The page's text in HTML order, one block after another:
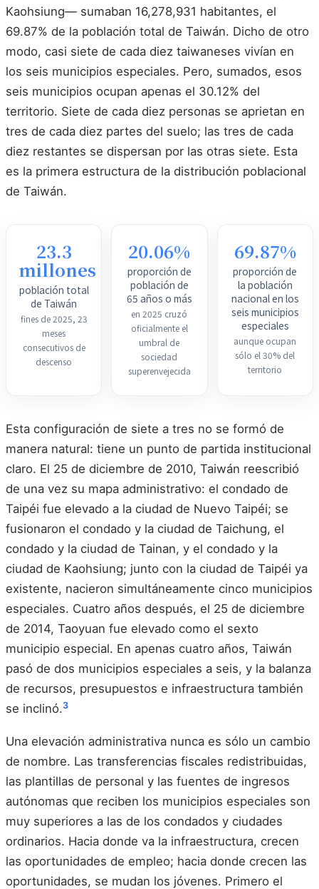
Kaohsiung— sumaban 16,278,931 habitantes, el
69.87% de la población total de Taiwán. Dicho de otro
modo, casi siete de cada diez taiwaneses vivían en
los seis municipios especiales. Pero, sumados, esos
seis municipios ocupan apenas el 30.12% del
territorio. Siete de cada diez personas se aprietan en
tres de cada diez partes del suelo; las tres de cada
diez restantes se dispersan por las otras siete. Esta
es la primera estructura de la distribución poblacional
de Taiwán.
23.3
millones
población total
de Taiwán
fines de 2025, 23
meses
consecutivos de
descenso
20.06%
proporción de
población de
65 años o más
en 2025 cruzó
oficialmente el
umbral de
sociedad
superenvejecida
69.87%
proporción de
la población
nacional en los
seis municipios
especiales
aunque ocupan
sólo el 30% del
territorio
Esta configuración de siete a tres no se formó de
manera natural: tiene un punto de partida institucional
claro. El 25 de diciembre de 2010, Taiwán reescribió
de una vez su mapa administrativo: el condado de
Taipéi fue elevado a la ciudad de Nuevo Taipéi; se
fusionaron el condado y la ciudad de Taichung, el
condado y la ciudad de Tainan, y el condado y la
ciudad de Kaohsiung; junto con la ciudad de Taipéi ya
existente, nacieron simultáneamente cinco municipios
especiales. Cuatro años después, el 25 de diciembre
de 2014, Taoyuan fue elevado como el sexto
municipio especial. En apenas cuatro años, Taiwán
pasó de dos municipios especiales a seis, y la balanza
de recursos, presupuestos e infraestructura también
se inclinó.3
Una elevación administrativa nunca es sólo un cambio
de nombre. Las transferencias fiscales redistribuidas,
las plantillas de personal y las fuentes de ingresos
autónomas que reciben los municipios especiales son
muy superiores a las de los condados y ciudades
ordinarios. Hacia donde va la infraestructura, crecen
las oportunidades de empleo; hacia donde crecen las
oportunidades, se mudan los jóvenes. Primero el